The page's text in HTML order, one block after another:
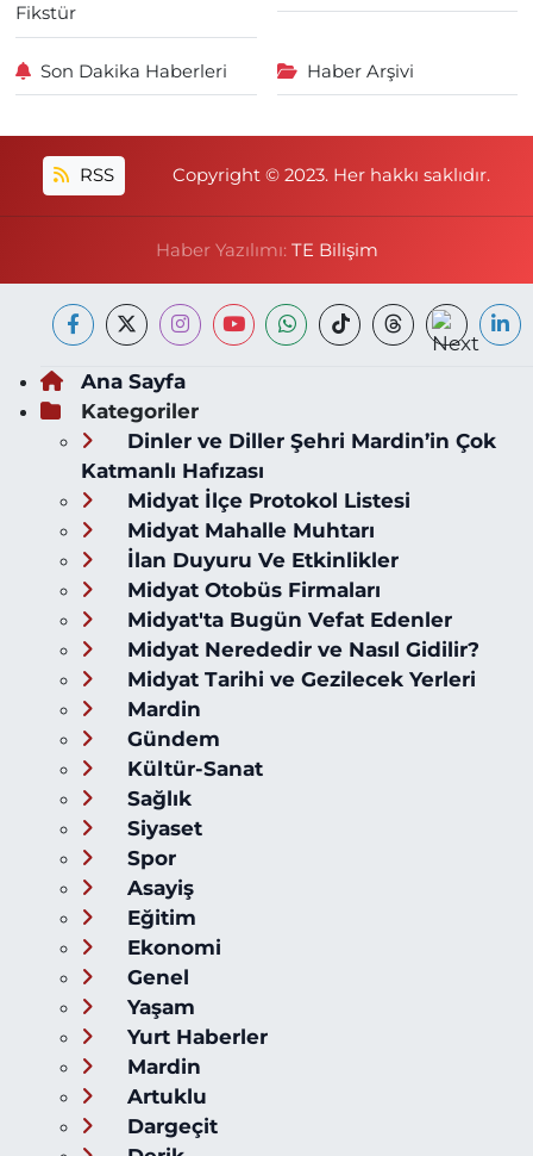
Fikstür
Son Dakika Haberleri Haber Arşivi
RSS Copyright © 2023. Her hakkı saklıdır.
Haber Yazılımı: TE Bilişim
Ana Sayfa
Kategoriler
Dinler ve Diller Şehri Mardin’in Çok
Katmanlı Hafızası
Midyat İlçe Protokol Listesi
Midyat Mahalle Muhtarı
İlan Duyuru Ve Etkinlikler
Midyat Otobüs Firmaları
Midyat'ta Bugün Vefat Edenler
Midyat Nerededir ve Nasıl Gidilir?
Midyat Tarihi ve Gezilecek Yerleri
Mardin
Gündem
Kültür-Sanat
Sağlık
Siyaset
Spor
Asayiş
Eğitim
Ekonomi
Genel
Yaşam
Yurt Haberler
Mardin
Artuklu
Dargeçit